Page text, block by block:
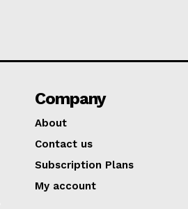
Company
About
Contact us
Subscription Plans
My account